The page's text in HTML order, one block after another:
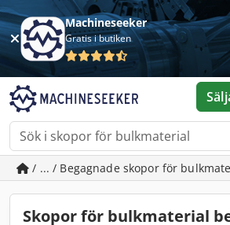
Machineseeker
Gratis i butiken
/ ... / Begagnade skopor för
Skopor för bulkmaterial